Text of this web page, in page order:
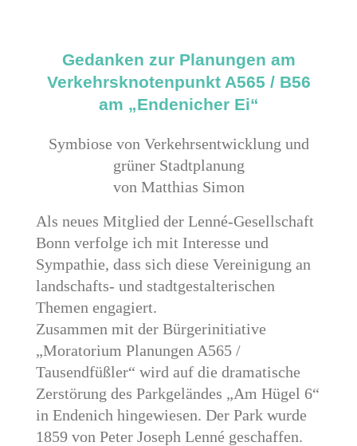
Gedanken zur Planungen am
Verkehrsknotenpunkt A565 / B56
am „Endenicher Ei“
Symbiose von Verkehrsentwicklung und
grüner Stadtplanung
von Matthias Simon
Als neues Mitglied der Lenné-Gesellschaft
Bonn verfolge ich mit Interesse und
Sympathie, dass sich diese Vereinigung an
landschafts- und stadtgestalterischen
Themen engagiert.
Zusammen mit der Bürgerinitiative
„Moratorium Planungen A565 /
Tausendfüßler“ wird auf die dramatische
Zerstörung des Parkgeländes „Am Hügel 6“
in Endenich hingewiesen. Der Park wurde
1859 von Peter Joseph Lenné geschaffen.